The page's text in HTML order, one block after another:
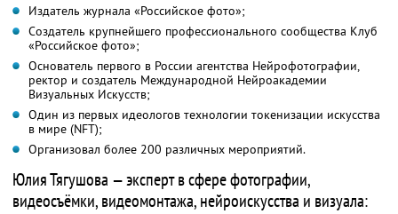
Издатель журнала «Российское фото»;
Создатель крупнейшего профессионального сообщества Клуб
«Российское фото»;
Основатель первого в России агентства Нейрофотографии,
ректор и создатель Международной Нейроакадемии
Визуальных Искусств;
Один из первых идеологов технологии токенизации искусства
в мире (NFT);
Организовал более 200 различных мероприятий.
Юлия Тягушова — эксперт в сфере фотографии,
видеосъёмки, видеомонтажа, нейроискусства и визуала: